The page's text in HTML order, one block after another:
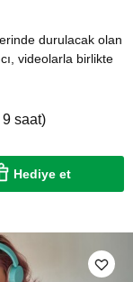
durulacak olan
videolarla birlikte
saat)
Hediye et